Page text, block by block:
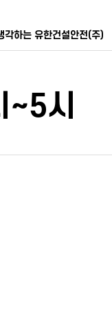
각하는 유한건설안전(주)
시